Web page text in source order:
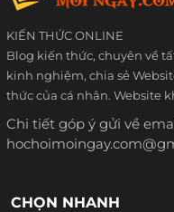
KIẾN THỨC ONLINE
Blog kiến thức, chuyên về
kinh nghiệm, chia sẻ
thức của cá nhân. Website
Chi tiết góp ý gửi về
CHỌN NHANH